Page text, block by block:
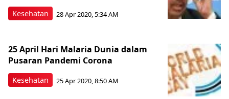
Kesehatan 28 Apr 2020, 5:34 AM
Kesehatan
25 April Hari Malaria Dunia dalam
Pusaran Pandemi Corona
25 Apr 2020, 8:50 AM